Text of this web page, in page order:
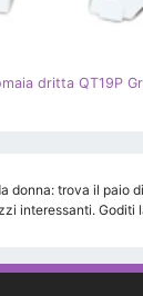
dritta QT19P
donna: trova il paio
interessanti. Goditi